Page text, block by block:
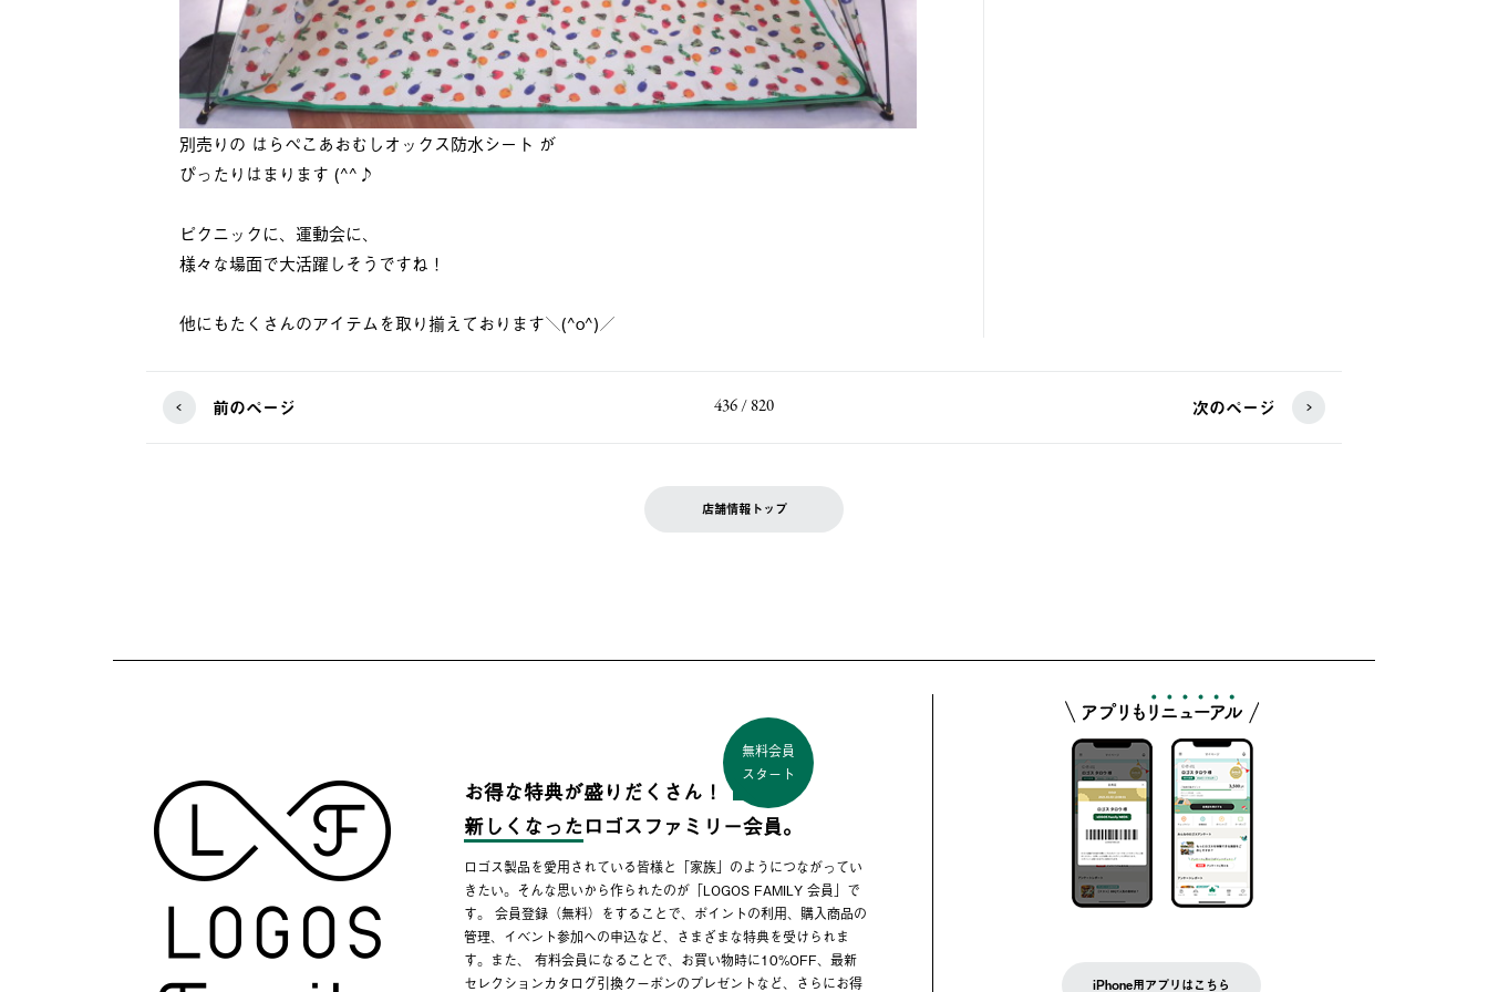
別売りの はらぺこあおむしオックス防水シート が
ぴったりはまります (^^♪
ピクニックに、運動会に、
様々な場面で大活躍しそうですね！
他にもたくさんのアイテムを取り揃えております＼(^o^)／
前のページ 436 / 820 次のページ
店舗情報トップ
お得な特典が盛りだくさん！
無料会員
スタート
新しくなったロゴスファミリー会員。
ロゴス製品を愛用されている皆様と「家族」のようにつながってい
きたい。そんな思いから作られたのが「LOGOS FAMILY 会員」で
す。 会員登録（無料）をすることで、ポイントの利用、購入商品の
管理、イベント参加への申込など、さまざまな特典を受けられま
す。また、 有料会員になることで、お買い物時に10%OFF、最新
セレクションカタログ引換クーポンのプレゼントなど、さらにお得
iPhone用アプリはこちら